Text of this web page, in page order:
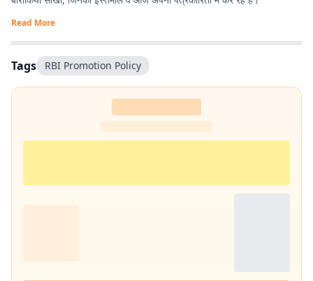
Read More
Tags RBI Promotion Policy